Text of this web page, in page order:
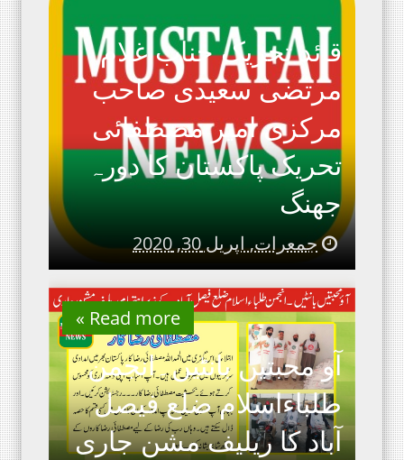
قائد تحریک جناب غلام
مرتضی سعیدی صاحب
مرکزی امیر مصطفائی
تحریک پاکستان کا دورہ
جھنگ
جمعرات, اپریل 30, 2020
آو محبتیں بانٹیں۔انجمن
طلباءاسلام ضلع فیصل
آباد کا ریلیف مشن جاری
Read more »